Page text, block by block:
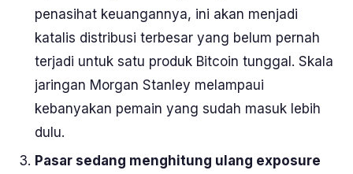
penasihat keuangannya, ini akan menjadi
katalis distribusi terbesar yang belum pernah
terjadi untuk satu produk Bitcoin tunggal. Skala
jaringan Morgan Stanley melampaui
kebanyakan pemain yang sudah masuk lebih
dulu.
Pasar sedang menghitung ulang exposure